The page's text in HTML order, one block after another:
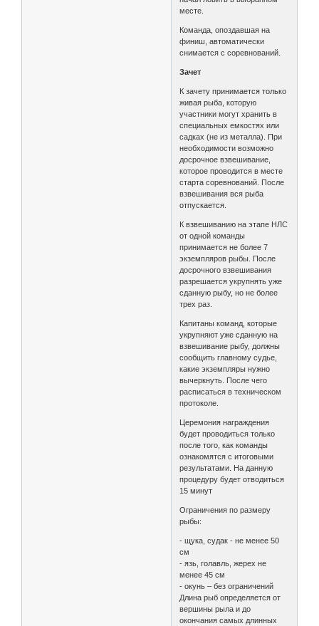
месте.
Команда, опоздавшая на
финиш, автоматически
снимается с соревнований.
Зачет
К зачету принимается только
живая рыба, которую
участники могут хранить в
специальных емкостях или
садках (не из металла). При
необходимости возможно
досрочное взвешивание,
которое проводится в месте
старта соревнований. После
взвешивания вся рыба
отпускается.
К взвешиванию на этапе НЛС
от одной команды
принимается не более 7
экземпляров рыбы. После
досрочного взвешивания
разрешается укрупнять уже
сданную рыбу, но не более
трех раз.
Капитаны команд, которые
укрупняют уже сданную на
взвешивание рыбу, должны
сообщить главному судье,
какие экземпляры нужно
вычеркнуть. После чего
расписаться в техническом
протоколе.
Церемония награждения
будет проводиться только
после того, как команды
ознакомятся с итоговыми
результатами. На данную
процедуру будет отводиться
15 минут
Ограничения по размеру
рыбы:
- щука, судак - не менее 50
см
- язь, голавль, жерех не
менее 45 см
- окунь – без ограничений
Длина рыб определяется от
вершины рыла и до
окончания самых длинных